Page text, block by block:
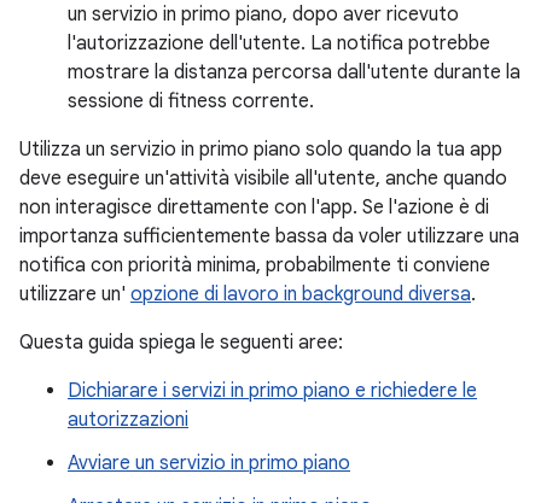
un servizio in primo piano, dopo aver ricevuto
l'autorizzazione dell'utente. La notifica potrebbe
mostrare la distanza percorsa dall'utente durante la
sessione di fitness corrente.
Utilizza un servizio in primo piano solo quando la tua app
deve eseguire un'attività visibile all'utente, anche quando
non interagisce direttamente con l'app. Se l'azione è di
importanza sufficientemente bassa da voler utilizzare una
notifica con priorità minima, probabilmente ti conviene
utilizzare un' opzione di lavoro in background diversa.
Questa guida spiega le seguenti aree:
Dichiarare i servizi in primo piano e richiedere le
autorizzazioni
Avviare un servizio in primo piano